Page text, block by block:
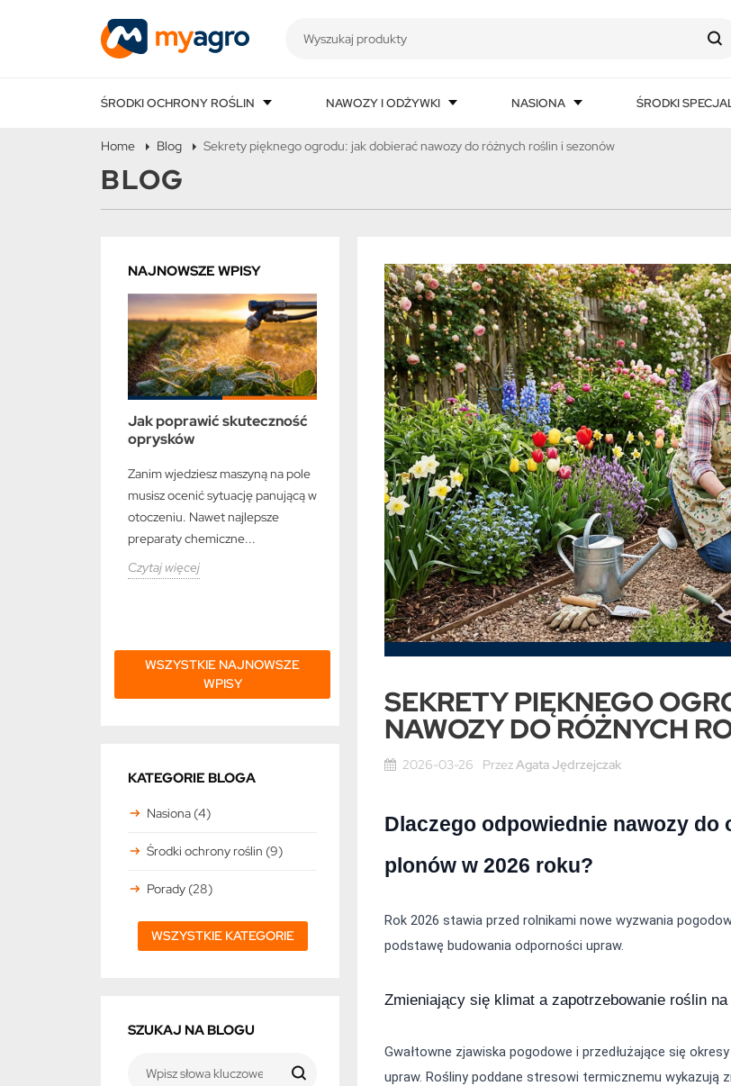
ŚRODKI OCHRONY ROŚLIN NAWOZY I ODŻYWKI NASIONA ŚRODKI
Home Blog Sekrety pięknego ogrodu: jak dobierać nawozy do różnych roślin i sezonów
BLOG
NAJNOWSZE WPISY
Jak poprawić skuteczność
oprysków
Zanim wjedziesz maszyną na pole
musisz ocenić sytuację panującą w
otoczeniu. Nawet najlepsze
preparaty chemiczne...
Czytaj więcej
Najczęstsze choroby roślin
w maju i jak im zapobiegać
Majowy klimat potrafi zaskoczyć
rolników i sadowników nagłymi
zmianami temperatur. Skrajne
warunki pogodowe...
Czytaj więcej
Jak zwiększyć plony
odpowiedniemu
Rok 2026 stawia przed tobą
wysokie wymagania
agrotechniczne. Odpowiednie
żywienie upraw bezpośrednio
decyduje o...
Czytaj więcej
WSZYSTKIE NAJNOWSZE
WPISY
KATEGORIE BLOGA
Nasiona (4)
Środki ochrony roślin (9)
Porady (28)
WSZYSTKIE KATEGORIE
SZUKAJ NA BLOGU
SEKRETY PIĘKNEGO
NAWOZY DO RÓŻNYCH
2026-03-26 PrzezAgata Jędrzejczak
Dlaczego odpowiednie nawozy
plonów w 2026 roku?
Rok 2026 stawia przed rolnikami nowe wyzwania
podstawę budowania odporności upraw.
Zmieniający się klimat a zapotrzebowanie roślin na
Gwałtowne zjawiska pogodowe i przedłużające się
upraw. Rośliny poddane stresowi termicznemu wykazują